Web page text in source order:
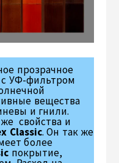
прозрачное
с УФ-фильтром
вещества
и гнили.
свойства и
Classic. Он так же
более
покрытие,